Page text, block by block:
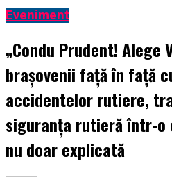
Eveniment
„Condu Prudent! Alege
brașovenii față în față
accidentelor rutiere,
siguranța rutieră într-o
nu doar explicată